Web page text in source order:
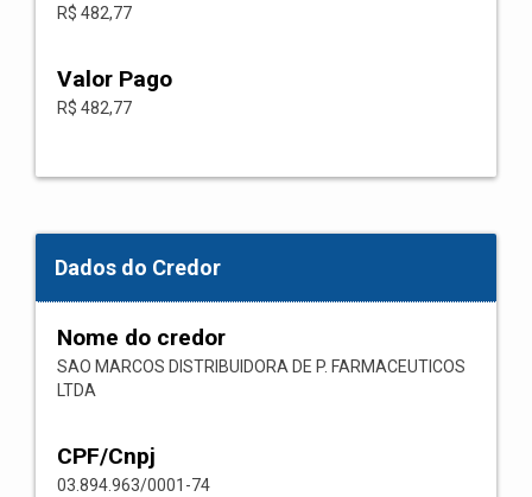
R$ 482,77
Valor Pago
R$ 482,77
Dados do Credor
Nome do credor
SAO MARCOS DISTRIBUIDORA DE P. FARMACEUTICOS
LTDA
CPF/Cnpj
03.894.963/0001-74